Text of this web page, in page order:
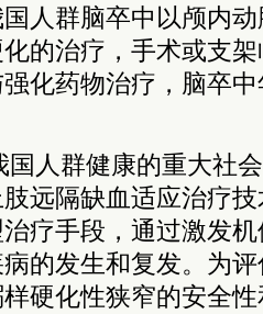
人群脑卒中以颅内
的治疗，手术或支
化药物治疗，脑卒
国人群健康的重大社
远隔缺血适应治疗
疗手段，通过激发
的发生和复发。为
硬化性狭窄的安全